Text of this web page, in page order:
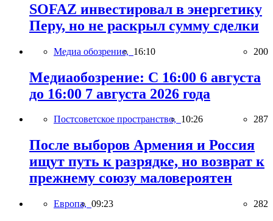
SOFAZ инвестировал в энергетику
Перу, но не раскрыл сумму сделки
Медиа обозрение, 16:10 200
Медиаобозрение: С 16:00 6 августа
до 16:00 7 августа 2026 года
Постсоветское пространство, 10:26 287
После выборов Армения и Россия
ищут путь к разрядке, но возврат к
прежнему союзу маловероятен
Европа, 09:23 282